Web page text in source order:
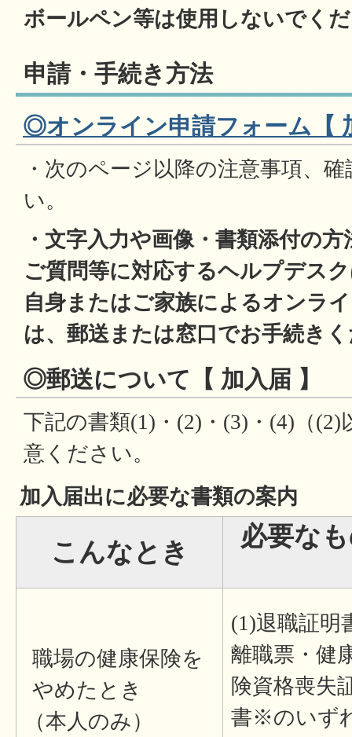
ボールペン等は使用しないでく
申請・手続き方法
◎オンライン申請フォーム【
・次のページ以降の注意事項、
い。
・文字入力や画像・書類添付の
ご質問等に対応するヘルプデス
自身またはご家族によるオンラ
は、郵送または窓口でお手続き
◎郵送について【 加入届 】
下記の書類(1)・(2)・(3)・(4)（
意ください。
加入届出に必要な書類の案内
こんなとき
必要な
職場の健康保険を
やめたとき
（本人のみ）
(1)退職証明
離職票・健
険資格喪失
書※のいず